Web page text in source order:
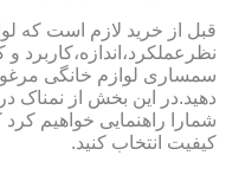
قبل از خرید لازم است که
نظرعملکرد،اندازه،کاربرد
سمساری لوازم خانگی
دهید.در این بخش از نمناک
شمارا راهنمایی خواهیم
کیفیت انتخاب کنید.